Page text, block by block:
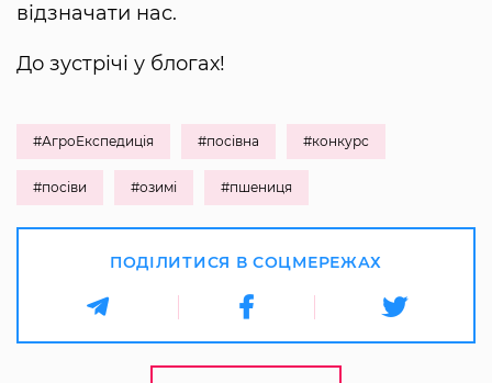
відзначати нас.
До зустрічі у блогах!
#АгроЕкспедиція #посівна #конкурс
#посіви #озимі #пшениця
ПОДІЛИТИСЯ В СОЦМЕРЕЖАХ